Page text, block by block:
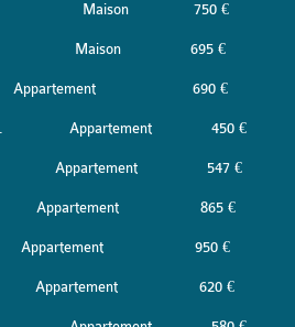
Maison 750 €
Maison 695 €
Appartement 690 €
Appartement 450 €
Appartement 547 €
Appartement 865 €
Appartement 950 €
Appartement 620 €